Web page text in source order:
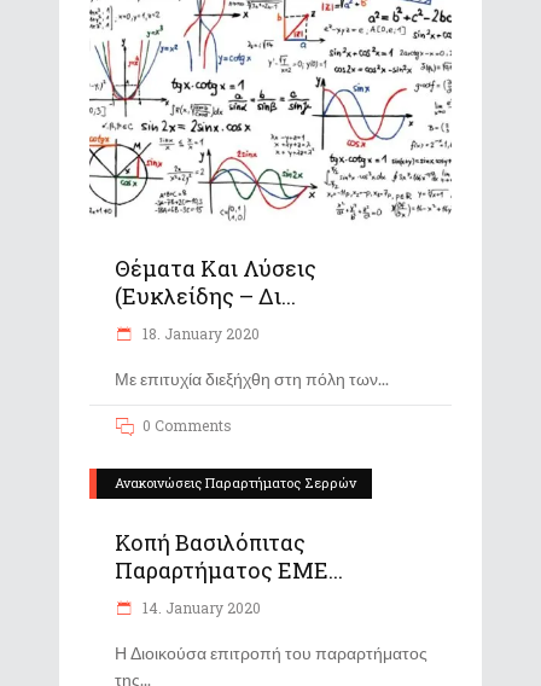
Θέματα Και Λύσεις
(Ευκλείδης – Δι...
18. January 2020
Με επιτυχία διεξήχθη στη πόλη των
0 Comments
Ανακοινώσεις Παραρτήματος Σερρών
Κοπή Βασιλόπιτας
Παραρτήματος ΕΜΕ...
14. January 2020
Η Διοικούσα επιτροπή του παραρτήματος
της